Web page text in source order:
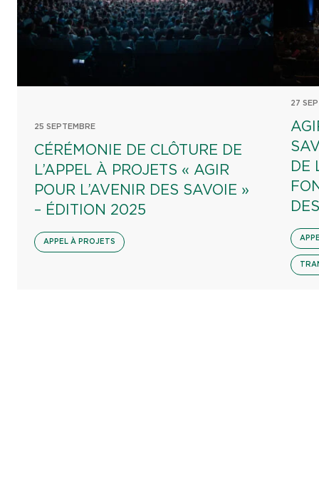
25 SEPTEMBRE
CÉRÉMONIE DE CLÔTURE DE
L’APPEL À PROJETS « AGIR
POUR L’AVENIR DES SAVOIE »
– ÉDITION 2025
APPEL À PROJETS
27
DE